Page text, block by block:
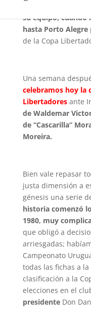
su equipo, cuando
hasta Porto Alegre
de la Copa
Una semana
celebramos hoy la
Libertadoresante
de Waldemar
de “Cascarilla”
Moreira.
Bien vale repasar
justa dimensión a
génesis una serie
historia comenzó
1980, muy
que obligó a
arriesgadas;
Campeonato
todas las fichas a
clasificación a la
elecciones en el
presidenteDon